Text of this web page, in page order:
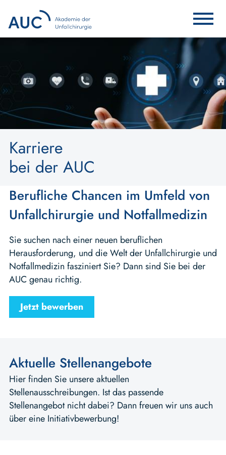
Karriere
bei der AUC
Berufliche Chancen im Umfeld von
Unfallchirurgie und Notfallmedizin
Sie suchen nach einer neuen beruflichen
Herausforderung, und die Welt der Unfallchirurgie und
Notfallmedizin fasziniert Sie? Dann sind Sie bei der
AUC genau richtig.
Jetzt bewerben
Aktuelle Stellenangebote
Hier finden Sie unsere aktuellen
Stellenausschreibungen. Ist das passende
Stellenangebot nicht dabei? Dann freuen wir uns auch
über eine Initiativbewerbung!